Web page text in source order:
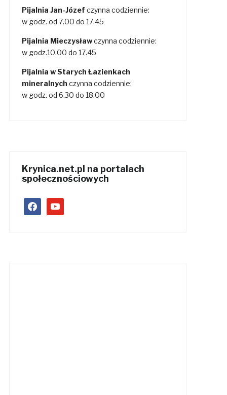
Pijalnia Jan-Józef czynna codziennie:
w godz. od 7.00 do 17.45
Pijalnia Mieczysławczynna codziennie:
w godz.10.00 do 17.45
Pijalnia w Starych Łazienkach
mineralnych czynna codziennie:
w godz. od 6.30 do 18.00
Krynica.net.pl na portalach
społecznościowych
facebookyoutube